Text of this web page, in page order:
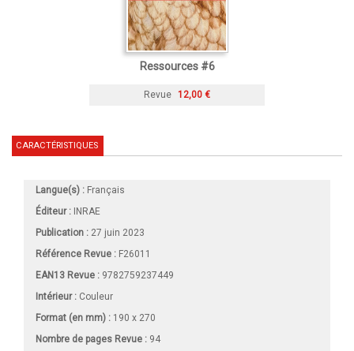
Ressources #6
Revue 12,00 €
CARACTÉRISTIQUES
Langue(s) : Français
Éditeur : INRAE
Publication : 27 juin 2023
Référence Revue : F26011
EAN13 Revue : 9782759237449
Intérieur : Couleur
Format (en mm) : 190 x 270
Nombre de pages Revue : 94